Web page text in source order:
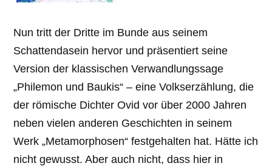
Nun tritt der Dritte im Bunde aus seinem
Schattendasein hervor und präsentiert seine
Version der klassischen Verwandlungssage
„Philemon und Baukis“ – eine Volkserzählung, die
der römische Dichter Ovid vor über 2000 Jahren
neben vielen anderen Geschichten in seinem
Werk „Metamorphosen“ festgehalten hat. Hätte ich
nicht gewusst. Aber auch nicht, dass hier in